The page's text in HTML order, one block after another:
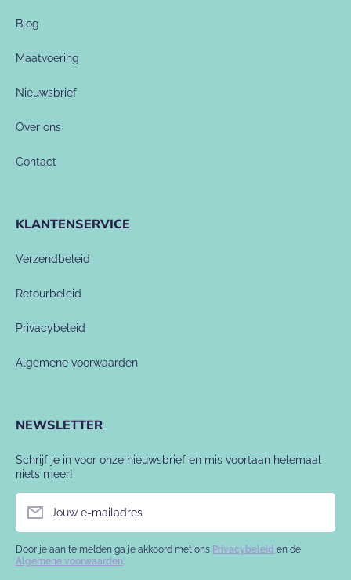
Blog
Maatvoering
Nieuwsbrief
Over ons
Contact
KLANTENSERVICE
Verzendbeleid
Retourbeleid
Privacybeleid
Algemene voorwaarden
NEWSLETTER
Schrijf je in voor onze nieuwsbrief en mis voortaan helemaal
niets meer!
Jouw e-mailadres
Door je aan te melden ga je akkoord met ons Privacybeleid en de
Algemene voorwaarden.